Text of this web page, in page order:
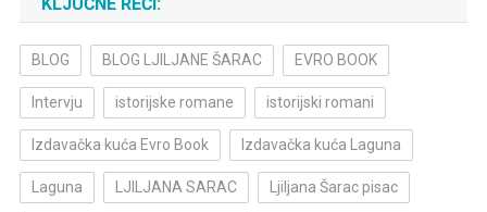
KLJUČNE REČI:
BLOG BLOG LJILJANE ŠARAC EVRO BOOK
Intervju istorijske romane istorijski romani
Izdavačka kuća Evro Book Izdavačka kuća Laguna
Laguna LJILJANA SARAC Ljiljana Šarac pisac